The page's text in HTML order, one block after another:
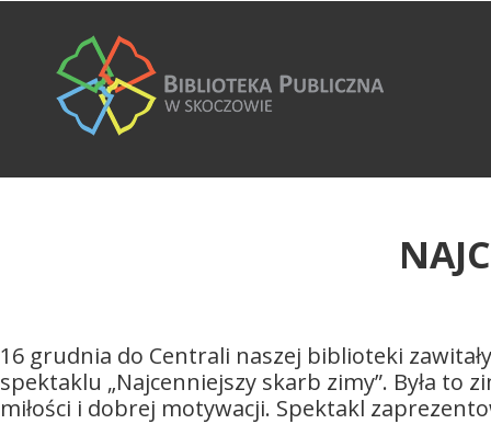
16 grudnia do Centrali naszej biblioteki
spektaklu „Najcenniejszy skarb zimy”. Była
miłości i dobrej motywacji. Spektakl